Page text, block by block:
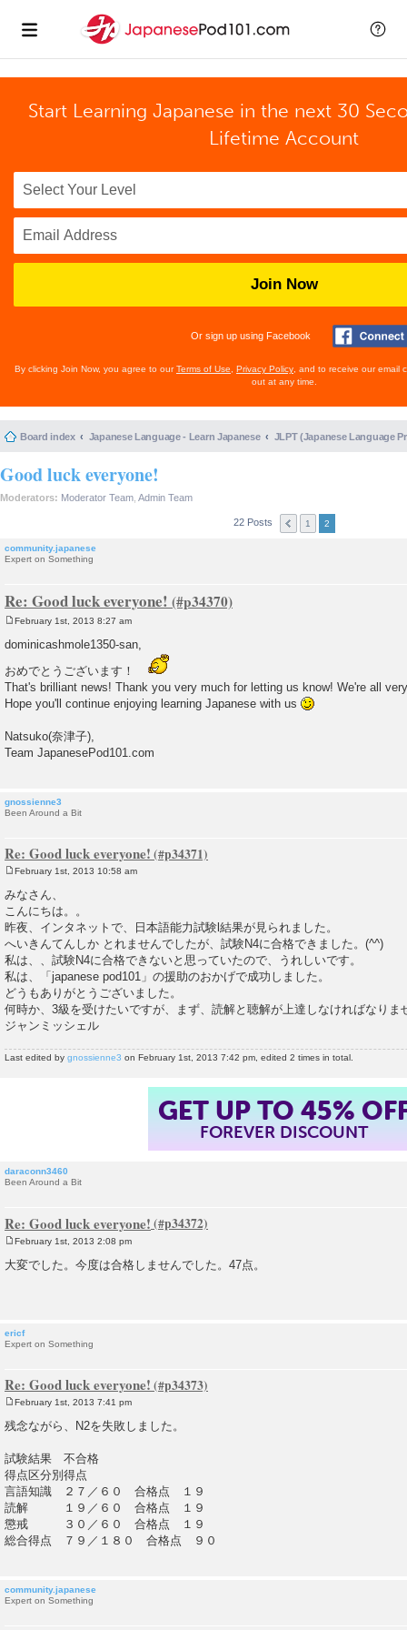
Start Learning Japanese in the next 30
Lifetime Account
Join Now
Or sign up using Facebook
By clicking Join Now, you agree to ourTerms of Use Privacy Policy , and to receive our email
out at any time.
Board index Japanese Language - Learn Japanese JLPT (Japanese Language
Good luck everyone!
Moderators: Moderator Team Admin Team
22 Posts 1 2
community.japanese
Expert on Something
Re: Good luck everyone!
s
February 1st, 2013 8:27 am
dominicashmole1350-san,
おめでとうございます！
That's brilliant news! Thank you very much for letting us know! We're all
Hope you'll continue enjoying learning Japanese with us
Natsuko(奈津子),
Team JapanesePod101.com
gnossienne3
Been Around a Bit
Re: Good luck everyone!
o
s
February 1st, 2013 10:58 am
みなさん、
こんにちは。。
昨夜、インタネットで、日本語能力試験l結果が見られました。
へいきんてんしか とれませんでしたが、試験N4に合格できました。(^^)
私は、、試験N4に合格できないと思っていたので、うれしいです。
私は、「japanese pod101」の援助のおかげで成功しました。
どうもありがとうございました。
何時か、3級を受けたいですが、まず、読解と聴解が上達しなければなりま
ジャンミッシェル
Last edited by gnossienne3 on February 1st, 2013 7:42 pm, edited 2 times in total.
GET UP TO 45%
FOREVER DISCOUNT
daraconn3460
Been Around a Bit
Re: Good luck everyone!
o
s
February 1st, 2013 2:08 pm
大変でした。今度は合格しませんでした。47点。
ericf
Expert on Something
Re: Good luck everyone!
o
s
February 1st, 2013 7:41 pm
残念ながら、N2を失敗しました。
試験結果 不合格
得点区分別得点
言語知識 ２７／６０ 合格点 １９
読解 １９／６０ 合格点 １９
懲戒 ３０／６０ 合格点 １９
総合得点 ７９／１８０ 合格点 ９０
community.japanese
Expert on Something